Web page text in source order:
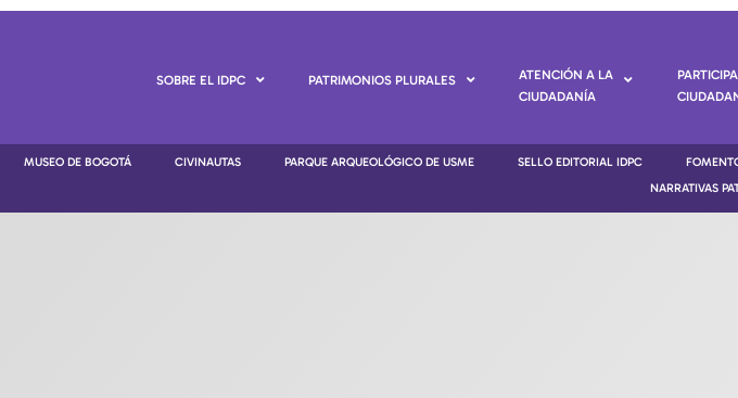
SOBRE EL IDPC PATRIMONIOS PLURALES
ATENCIÓN A LA
CIUDADANÍA
MUSEO DE BOGOTÁ CIVINAUTAS PARQUE ARQUEOLÓGICO DE USME SELLO EDITORIAL IDPC
NARRATIVAS